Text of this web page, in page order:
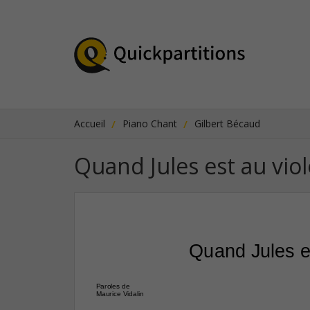
Accueil Piano Chant Gilbert Bécaud
Quand Jules est au
Paroles de
Maurice Vidalin
Quand Jules